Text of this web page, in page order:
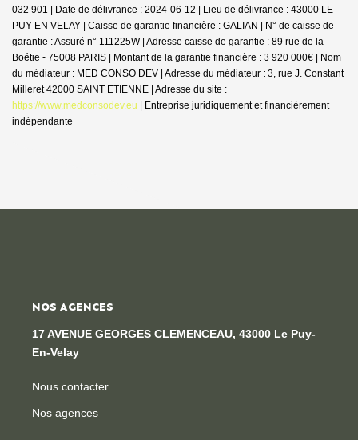
032 901 | Date de délivrance : 2024-06-12 | Lieu de délivrance : 43000 LE
PUY EN VELAY | Caisse de garantie financière : GALIAN | N° de caisse de
garantie : Assuré n° 111225W | Adresse caisse de garantie : 89 rue de la
Boétie - 75008 PARIS | Montant de la garantie financière : 3 920 000€ | Nom
du médiateur : MED CONSO DEV | Adresse du médiateur : 3, rue J. Constant
Milleret 42000 SAINT ETIENNE | Adresse du site :
https://www.medconsodev.eu | Entreprise juridiquement et financièrement
indépendante
NOS AGENCES
17 AVENUE GEORGES CLEMENCEAU, 43000 Le Puy-
En-Velay
Nous contacter
Nos agences